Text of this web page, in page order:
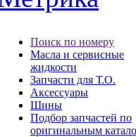
Поиск по номеру
Масла и сервисные
жидкости
Запчасти для Т.О.
Аксессуары
Шины
Подбор запчастей по
оригинальным